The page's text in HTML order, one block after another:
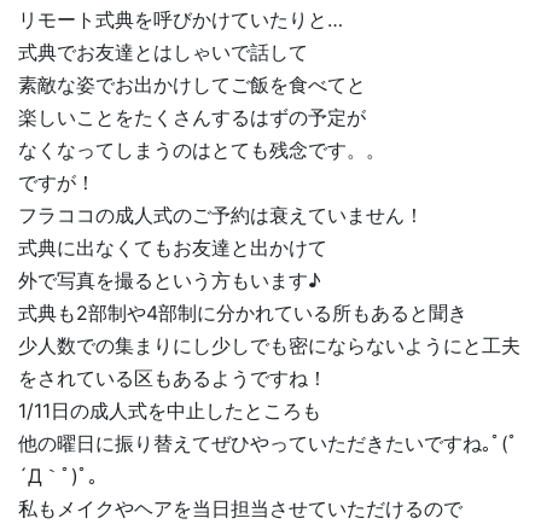
リモート式典を呼びかけていたりと…
式典でお友達とはしゃいで話して
素敵な姿でお出かけしてご飯を食べてと
楽しいことをたくさんするはずの予定が
なくなってしまうのはとても残念です。。
ですが！
フラココの成人式のご予約は衰えていません！
式典に出なくてもお友達と出かけて
外で写真を撮るという方もいます♪
式典も2部制や4部制に分かれている所もあると聞き
少人数での集まりにし少しでも密にならないようにと工夫
をされている区もあるようですね！
1/11日の成人式を中止したところも
他の曜日に振り替えてぜひやっていただきたいですね｡ﾟ(ﾟ
´Д｀ﾟ)ﾟ｡
私もメイクやヘアを当日担当させていただけるので